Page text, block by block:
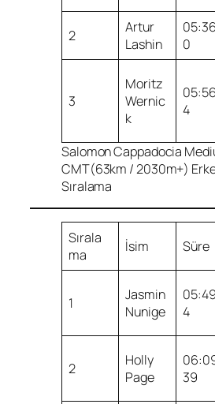
2
Artur
Lashin
0
3
Moritz
Wernic
k
4
Salomon Cappadocia
CMT(63km / 2030m+)
Sıralama
Sırala
ma
İsim Süre
1
Jasmin
Nunige
4
2
Holly
Page
39